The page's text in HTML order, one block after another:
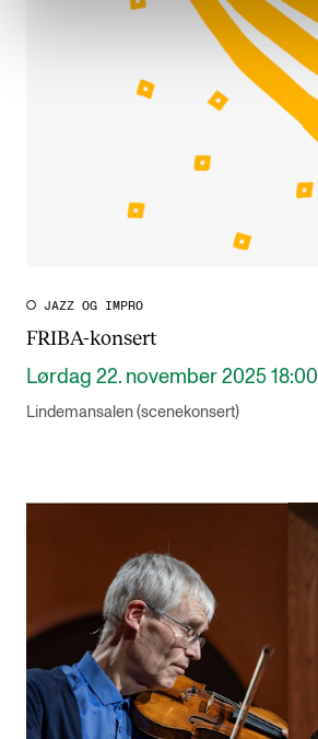
JAZZ OG IMPRO
FRIBA-konsert
Lørdag 22. november 2025 18:00
Lindemansalen (scenekonsert)